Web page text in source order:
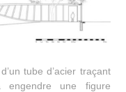
tube d’acier traçant
engendre une figure